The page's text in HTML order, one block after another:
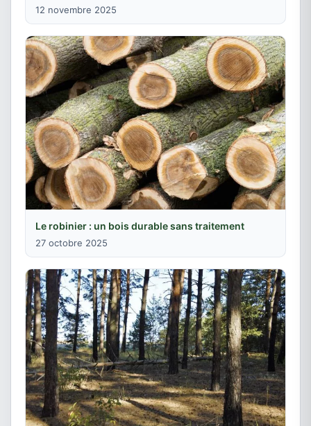
12 novembre 2025
Le robinier : un bois durable sans traitement
27 octobre 2025